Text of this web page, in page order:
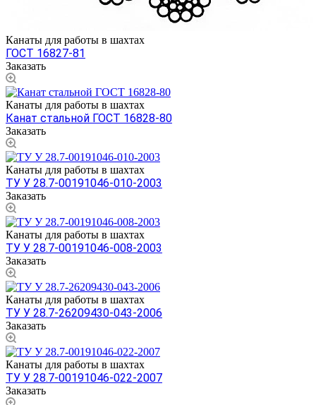
Канаты для работы в шахтах
ГОСТ 16827-81
Заказать
Канаты для работы в шахтах
Канат стальной ГОСТ 16828-80
Заказать
Канаты для работы в шахтах
ТУ У 28.7-00191046-010-2003
Заказать
Канаты для работы в шахтах
ТУ У 28.7-00191046-008-2003
Заказать
Канаты для работы в шахтах
ТУ У 28.7-26209430-043-2006
Заказать
Канаты для работы в шахтах
ТУ У 28.7-00191046-022-2007
Заказать